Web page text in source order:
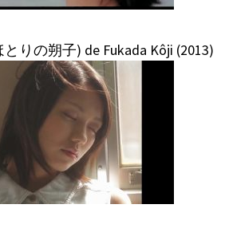
とりの朔子) de Fukada Kôji (2013)